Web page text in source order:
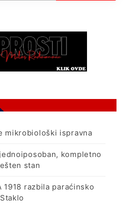
mikrobiološki ispravna
kompletno
stan
1918 razbila paraćinsko
Staklo